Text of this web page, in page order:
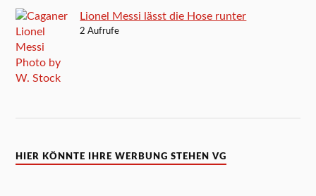
Lionel Messi lässt die Hose runter
2 Aufrufe
HIER KÖNNTE IHRE WERBUNG STEHEN VG